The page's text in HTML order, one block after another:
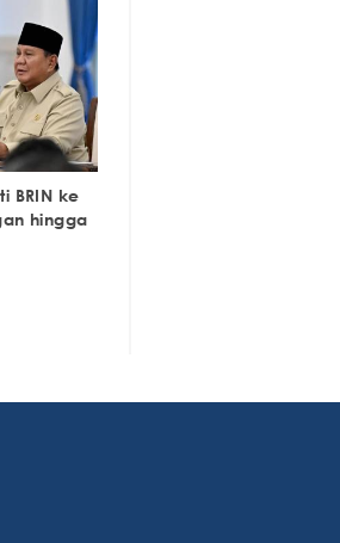
BRIN ke
hingga